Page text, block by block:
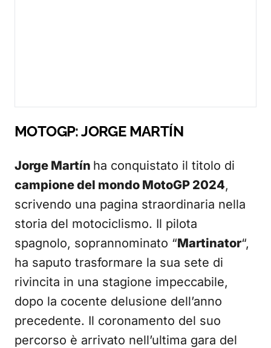
MOTOGP: JORGE MARTÍN
Jorge Martín ha conquistato il titolo di
campione del mondo MotoGP 2024,
scrivendo una pagina straordinaria nella
storia del motociclismo. Il pilota
spagnolo, soprannominato “Martinator“,
ha saputo trasformare la sua sete di
rivincita in una stagione impeccabile,
dopo la cocente delusione dell’anno
precedente. Il coronamento del suo
percorso è arrivato nell’ultima gara del